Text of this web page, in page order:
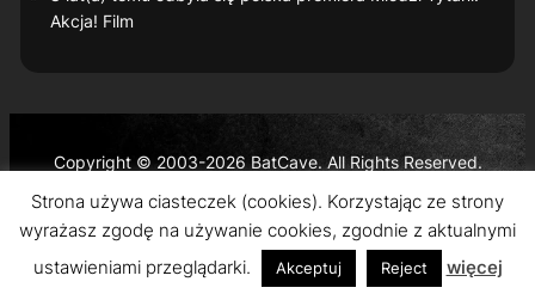
Akcja! Film
Copyright © 2003-2026 BatCave. All Rights Reserved.
trademarks of © DC Comics and Warner Bros. Entertainment
Inc.
Strona używa ciasteczek (cookies). Korzystając ze strony
wyrażasz zgodę na używanie cookies, zgodnie z aktualnymi
ustawieniami przeglądarki.
Akceptuj Reject więcej